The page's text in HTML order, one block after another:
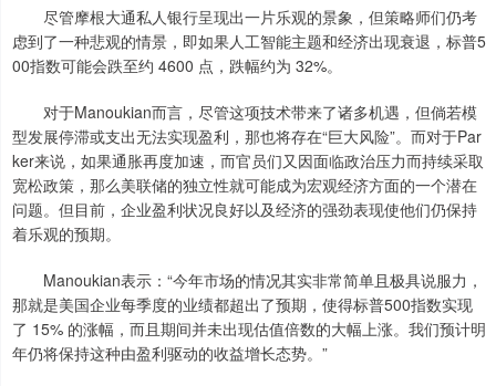
尽管摩根大通私人银行呈现出一片乐观的景象，但策略师们仍考
虑到了一种悲观的情景，即如果人工智能主题和经济出现衰退，标普5
00指数可能会跌至约 4600 点，跌幅约为 32%。
对于Manoukian而言，尽管这项技术带来了诸多机遇，但倘若模
型发展停滞或支出无法实现盈利，那也将存在“巨大风险”。而对于Par
ker来说，如果通胀再度加速，而官员们又因面临政治压力而持续采取
宽松政策，那么美联储的独立性就可能成为宏观经济方面的一个潜在
问题。但目前，企业盈利状况良好以及经济的强劲表现使他们仍保持
着乐观的预期。
Manoukian表示：“今年市场的情况其实非常简单且极具说服力，
那就是美国企业每季度的业绩都超出了预期，使得标普500指数实现
了 15% 的涨幅，而且期间并未出现估值倍数的大幅上涨。我们预计明
年仍将保持这种由盈利驱动的收益增长态势。”